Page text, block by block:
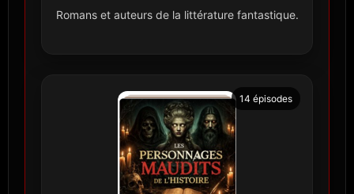
Romans et auteurs de la littérature fantastique.
14 épisodes